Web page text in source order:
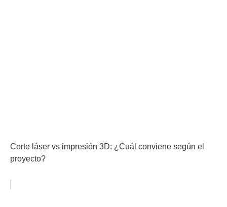
Corte láser vs impresión 3D: ¿Cuál conviene según el
proyecto?